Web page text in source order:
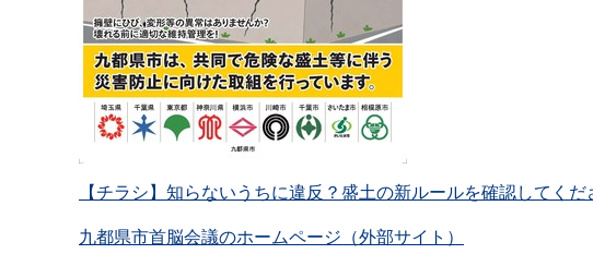
【チラシ】知らないうちに違反？盛土の新ルールを確認してくだ
九都県市首脳会議のホームページ（外部サイト）